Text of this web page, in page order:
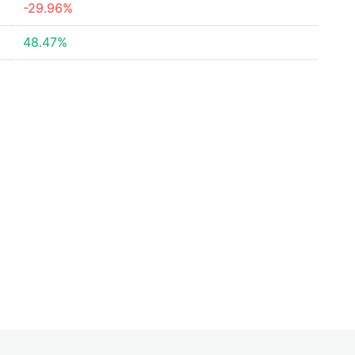
-29.96%
48.47%